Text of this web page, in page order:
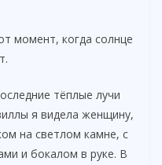
момент, когда солнце
тёплые лучи
я видела женщину,
на светлом камне, с
и бокалом в руке. В